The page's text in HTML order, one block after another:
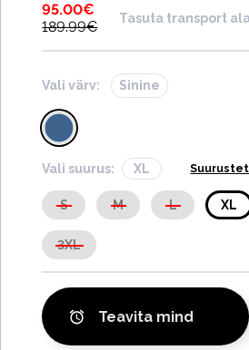
95.00€
189.99€
Tasuta transport
Vali värv: Sinine
Vali suurus: XL
S M L XL
3XL
Teavita mind